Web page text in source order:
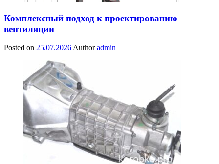
Комплексный подход к проектированию
вентиляции
Posted on 25.07.2026 Author admin